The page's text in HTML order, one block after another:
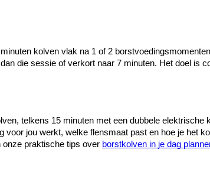
kolven vlak na 1 of 2
die sessie of verkort naar 7 minuten. Het doel is
telkens 15 minuten met een dubbele elektrische
jou werkt, welke flensmaat past en hoe je het
onze praktische tips over borstkolven in je dag